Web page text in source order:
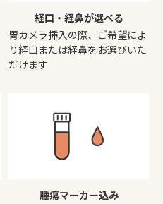
経口・経鼻が選べる
胃カメラ挿入の際、ご希望によ
り経口または経鼻をお選びいた
だけます
腫瘍マーカー込み